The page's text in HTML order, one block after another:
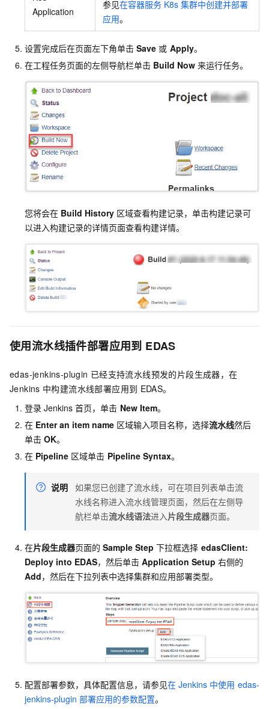
Application
参见在容器服务 K8s 集群中创建并部署
应用。
设置完成后在页面左下角单击 Save 或 Apply。
在工程任务页面的左侧导航栏单击 Build Now 来运行任务。
您将会在 Build History 区域查看构建记录，单击构建记录可
以进入构建记录的详情页面查看构建详情。
使用流水线插件部署应用到 EDAS
edas-jenkins-plugin 已经支持流水线预发的片段生成器，在
Jenkins 中构建流水线部署应用到 EDAS。
登录 Jenkins 首页，单击 New Item。
在 Enter an item name 区域输入项目名称，选择流水线然后
单击 OK。
在 Pipeline 区域单击 Pipeline Syntax。
说明 如果您已创建了流水线，可在项目列表单击流
水线名称进入流水线管理页面，然后在左侧导
航栏单击流水线语法进入片段生成器页面。
在片段生成器页面的 Sample Step 下拉框选择 edasClient:
Deploy into EDAS，然后单击 Application Setup 右侧的
Add，然后在下拉列表中选择集群和应用部署类型。
配置部署参数，具体配置信息，请参见在 Jenkins 中使用 edas-
jenkins-plugin 部署应用的参数配置。